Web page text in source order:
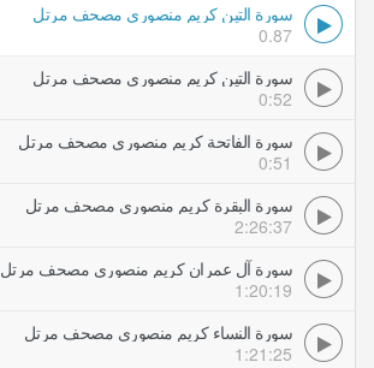
سورة التين كريم منصوري مصحف مرتل
0.87
سورة التين كريم منصوري مصحف مرتل
0:52
سورة الفاتحة كريم منصوري مصحف مرتل
0:51
سورة البقرة كريم منصوري مصحف مرتل
2:26:37
سورة آل عمران كريم منصوري مصحف مرتل
1:20:19
سورة النساء كريم منصوري مصحف مرتل
1:21:25